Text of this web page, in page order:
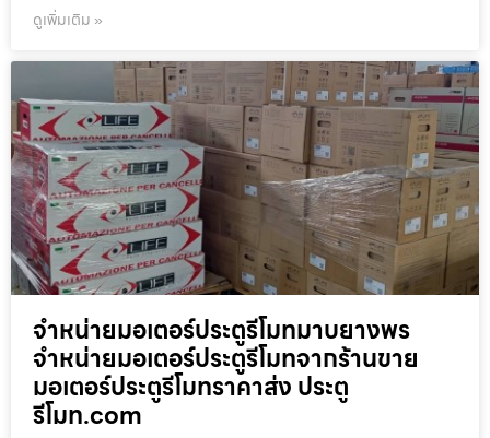
ดูเพิ่มเติม »
จำหน่ายมอเตอร์ประตูรีโมทมาบยางพร
จำหน่ายมอเตอร์ประตูรีโมทจากร้านขาย
มอเตอร์ประตูรีโมทราคาส่ง ประตู
รีโมท.com